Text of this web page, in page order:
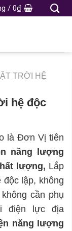
/ 0₫
TRỜI HỆ
hệ độc
là Đơn Vị tiên
năng lượng
lượng, Lắp
lập, không
cần phụ
điện lực địa
năng lượng